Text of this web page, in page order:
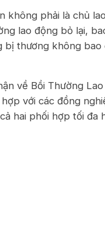
không phải là chủ lao
lao động bỏ lại,
bị thương không bao
về Bồi Thường Lao
với các đồng
hai phối hợp tối đa